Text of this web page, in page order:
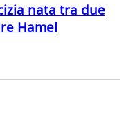
nata tra due
Hamel